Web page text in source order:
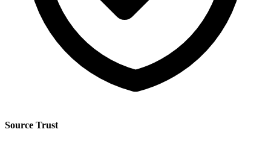
Source Trust